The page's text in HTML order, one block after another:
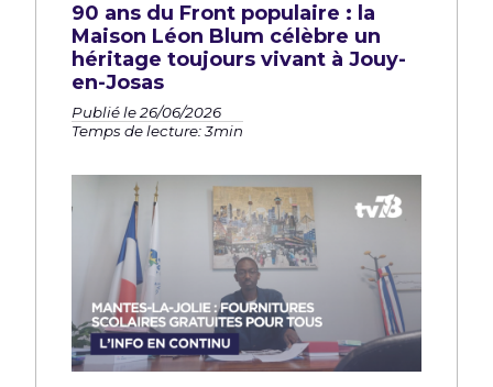
90 ans du Front populaire : la
Maison Léon Blum célèbre un
héritage toujours vivant à Jouy-
en-Josas
Publié le 26/06/2026
Temps de lecture: 3min